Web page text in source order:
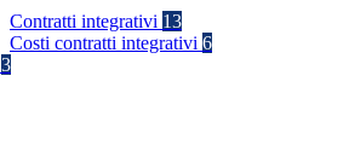
Contratti integrativi 13
Costi contratti integrativi 6
3